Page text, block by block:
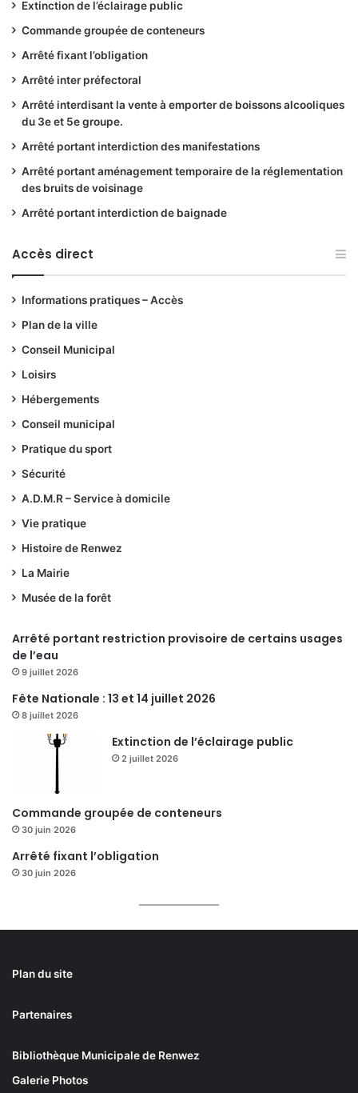
Extinction de l’éclairage public
Commande groupée de conteneurs
Arrêté fixant l’obligation
Arrêté inter préfectoral
Arrêté interdisant la vente à emporter de boissons alcooliques
du 3e et 5e groupe.
Arrêté portant interdiction des manifestations
Arrêté portant aménagement temporaire de la réglementation
des bruits de voisinage
Arrêté portant interdiction de baignade
Accès direct
Informations pratiques – Accès
Plan de la ville
Conseil Municipal
Loisirs
Hébergements
Conseil municipal
Pratique du sport
Sécurité
A.D.M.R – Service à domicile
Vie pratique
Histoire de Renwez
La Mairie
Musée de la forêt
Arrêté portant restriction provisoire de certains usages
de l’eau
9 juillet 2026
Fête Nationale : 13 et 14 juillet 2026
8 juillet 2026
Extinction de l’éclairage public
2 juillet 2026
Commande groupée de conteneurs
30 juin 2026
Arrêté fixant l’obligation
30 juin 2026
Plan du site
Partenaires
Bibliothèque Municipale de Renwez
Galerie Photos